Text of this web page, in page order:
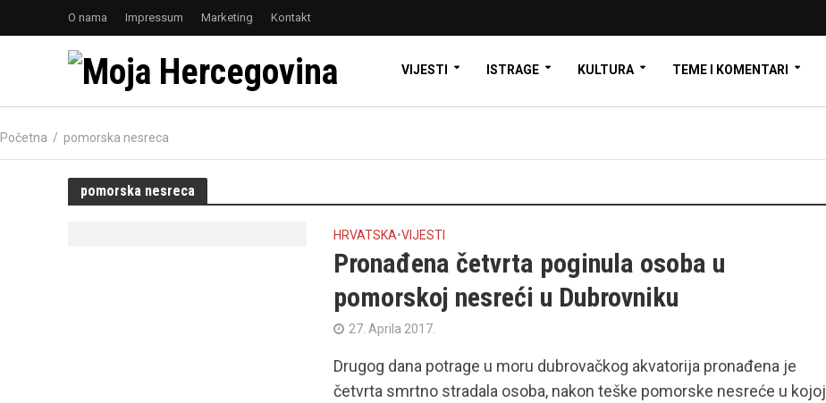
O nama Impressum Marketing Kontakt
VIJESTI ISTRAGE KULTURA TEME I KOMENTARI
Početna / pomorska nesreca
pomorska nesreca
HRVATSKA•VIJESTI
Pronađena četvrta poginula osoba u
pomorskoj nesreći u Dubrovniku
27. Aprila 2017.
Drugog dana potrage u moru dubrovačkog akvatorija pronađena je
četvrta smrtno stradala osoba, nakon teške pomorske nesreće u kojoj